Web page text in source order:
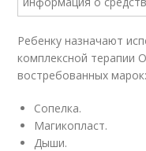
Ребенку назначают
комплексной терапии
востребованных марок:
Сопелка.
Магикопласт.
Дыши.